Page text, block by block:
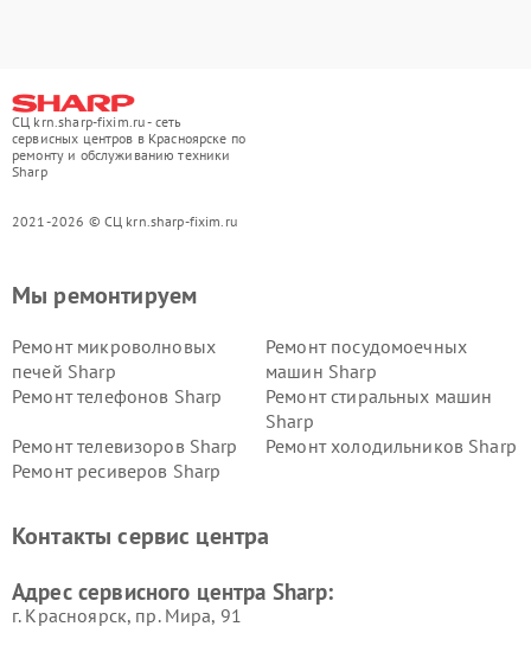
СЦ krn.sharp-fixim.ru - сеть
сервисных центров в Красноярске по
ремонту и обслуживанию техники
Sharp
2021-2026 © СЦ krn.sharp-fixim.ru
Мы ремонтируем
Ремонт микроволновых
печей Sharp
Ремонт посудомоечных
машин Sharp
Ремонт телефонов Sharp
Ремонт стиральных машин
Sharp
Ремонт телевизоров Sharp
Ремонт холодильников Sharp
Ремонт ресиверов Sharp
Контакты сервис центра
Адрес сервисного центра Sharp:
г. Красноярск, ​пр. Мира, 91